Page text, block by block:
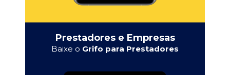
Prestadores e Empresas
Baixe o Grifo para Prestadores